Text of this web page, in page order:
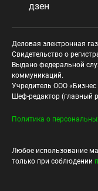
дзен
Деловая электронная
Свидетельство о
Выдано федеральной
коммуникаций.
Учредитель ООО
Шеф-редактор (главный
Политика о
Любое использование
только при соблюдении